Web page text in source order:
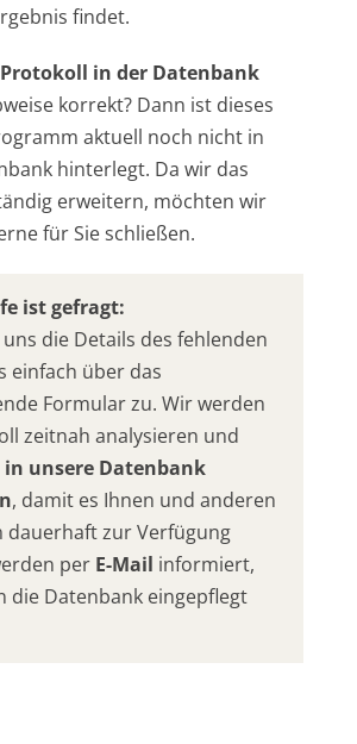
findet.
in der Datenbank
korrekt? Dann ist dieses
aktuell noch nicht in
hinterlegt. Da wir das
erweitern, möchten wir
für Sie schließen.
ist gefragt:
uns die Details des fehlenden
einfach über das
Formular zu. Wir werden
zeitnah analysieren und
in unsere Datenbank
, damit es Ihnen und anderen
dauerhaft zur Verfügung
per E-Mail informiert,
die Datenbank eingepflegt